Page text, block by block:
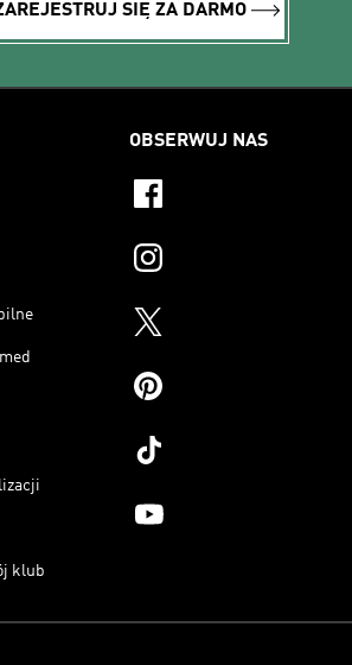
SIĘ ZA DARMO
klub
OBSERWUJ NAS